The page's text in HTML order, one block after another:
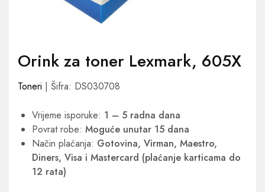
Orink za toner Lexmark, 605X
Toneri | Šifra: DS030708
Vrijeme isporuke: 1 – 5 radna dana
Povrat robe: Moguće unutar 15 dana
Način plaćanja: Gotovina, Virman, Maestro,
Diners, Visa i Mastercard (plaćanje karticama do
12 rata)